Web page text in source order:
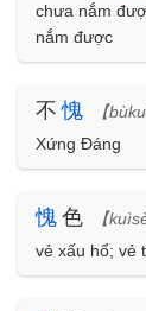
chưa nắm
nắm được
不愧
【
Xứng Đáng
愧 色
【
vẻ xấu hổ; vẻ